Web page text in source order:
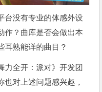
台没有专业的体感外设
作？曲库是否会做出本
耳熟能详的曲目？
力全开：派对》开发团
也对上述问题感兴趣，